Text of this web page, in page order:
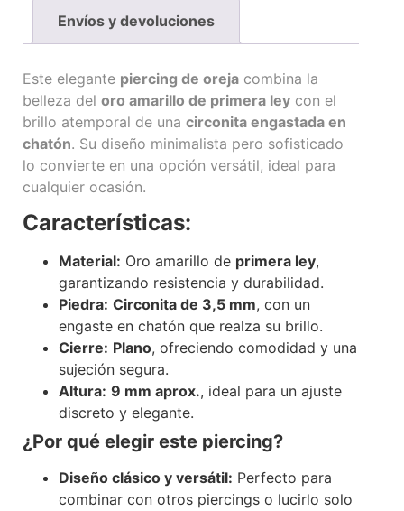
Envíos y devoluciones
Este elegante piercing de oreja combina la
belleza del oro amarillo de primera ley con el
brillo atemporal de una circonita engastada en
chatón. Su diseño minimalista pero sofisticado
lo convierte en una opción versátil, ideal para
cualquier ocasión.
Características:
Material: Oro amarillo de primera ley,
garantizando resistencia y durabilidad.
Piedra: Circonita de 3,5 mm, con un
engaste en chatón que realza su brillo.
Cierre: Plano, ofreciendo comodidad y una
sujeción segura.
Altura: 9 mm aprox., ideal para un ajuste
discreto y elegante.
¿Por qué elegir este piercing?
Diseño clásico y versátil: Perfecto para
combinar con otros piercings o lucirlo solo